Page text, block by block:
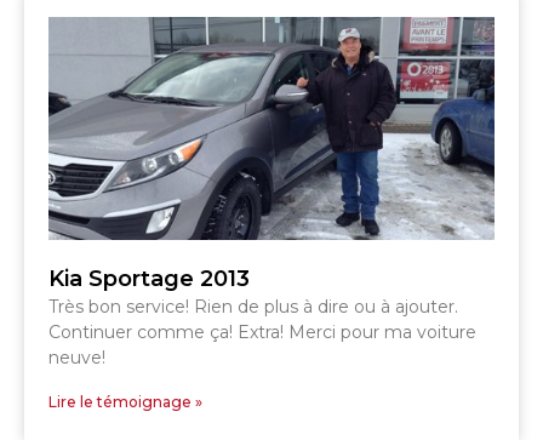
Kia Sportage 2013
Très bon service! Rien de plus à dire ou à ajouter.
Continuer comme ça! Extra! Merci pour ma voiture
neuve!
Lire le témoignage »
TÉLÉPHONEZ
819 564-2196
GRANBY
DRUMMONDVILLE
ESTRIE
SHERBROOKE